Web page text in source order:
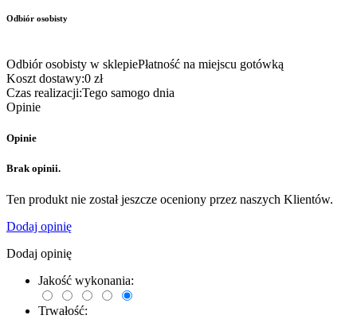
Odbiór osobisty
Odbiór osobisty w sklepiePłatność na miejscu gotówką
Koszt dostawy:0 zł
Czas realizacji:Tego samogo dnia
Opinie
Opinie
Brak opinii.
Ten produkt nie został jeszcze oceniony przez naszych Klientów.
Dodaj opinię
Dodaj opinię
Jakość wykonania:
Trwałość: